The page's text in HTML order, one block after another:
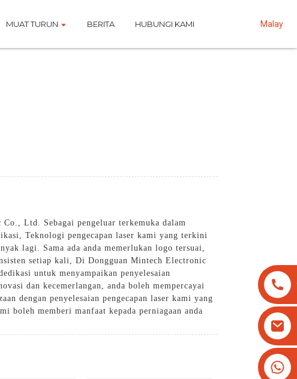
MUAT TURUN BERITA HUBUNGI KAMI Malay
Ltd. Sebagai pengeluar terkemuka dalam
Teknologi pengecapan laser kami yang terkini
lagi. Sama ada anda memerlukan logo tersuai,
setiap kali, Di Dongguan Mintech Electronic
untuk menyampaikan penyelesaian
dan kecemerlangan, anda boleh mempercayai
dengan penyelesaian pengecapan laser kami yang
boleh memberi manfaat kepada perniagaan anda